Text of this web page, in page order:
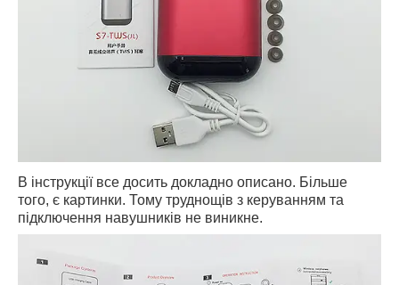
В інструкції все досить докладно описано. Більше
того, є картинки. Тому труднощів з керуванням та
підключення навушників не виникне.